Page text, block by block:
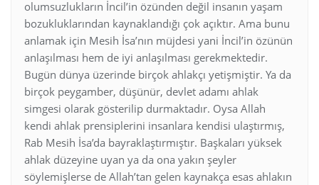
olumsuzlukların İncil’in özünden değil insanın yaşam
bozukluklarından kaynaklandığı çok açıktır. Ama bunu
anlamak için Mesih İsa’nın müjdesi yani İncil’in özünün
anlaşılması hem de iyi anlaşılması gerekmektedir.
Bugün dünya üzerinde birçok ahlakçı yetişmiştir. Ya da
birçok peygamber, düşünür, devlet adamı ahlak
simgesi olarak gösterilip durmaktadır. Oysa Allah
kendi ahlak prensiplerini insanlara kendisi ulaştırmış,
Rab Mesih İsa’da bayraklaştırmıştır. Başkaları yüksek
ahlak düzeyine uyan ya da ona yakın şeyler
söylemişlerse de Allah’tan gelen kaynakça esas ahlakın